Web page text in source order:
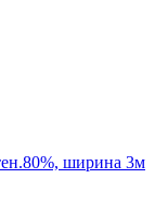
ширина 3м